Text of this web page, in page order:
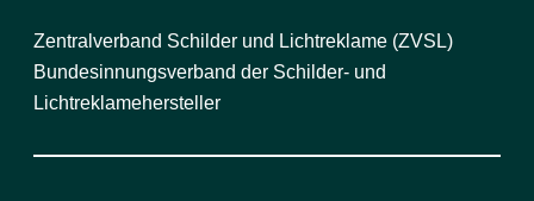
Zentralverband Schilder und Lichtreklame (ZVSL)
Bundesinnungsverband der Schilder- und
Lichtreklamehersteller